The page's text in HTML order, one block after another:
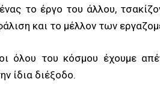
το έργο του άλλου,
και το μέλλον των
όλου του κόσμου έχουμε
ίδια διέξοδο.